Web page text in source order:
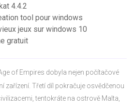
4.4.2
tool pour windows
jeux sur windows 10
gratuit
of Empires dobyla nejen počítačové
zařízení. Třetí díl pokračuje osvědčenou
tentokráte na ostrově Malta,